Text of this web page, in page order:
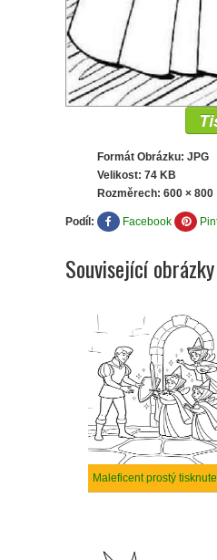
Formát Obrázku: JPG
Velikost: 74 KB
Rozměrech: 600 × 800
Podíl: Facebook
Související
Maleficent prostý